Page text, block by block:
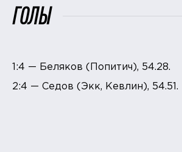
ГОЛЫ
1:4 — Беляков (Попитич), 54.28.
2:4 — Седов (Экк, Кевлин), 54.51.